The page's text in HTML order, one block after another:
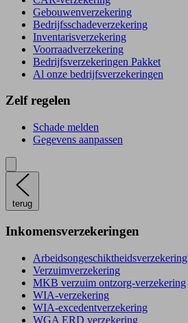
Gebouwenverzekering
Bedrijfsschadeverzekering
Inventarisverzekering
Voorraadverzekering
Bedrijfsverzekeringen Pakket
Al onze bedrijfsverzekeringen
Zelf regelen
Schade melden
Gegevens aanpassen
terug
Inkomensverzekeringen
Arbeidsongeschiktheidsverzekering
Verzuimverzekering
MKB verzuim ontzorg-verzekering
WIA-verzekering
WIA-excedentverzekering
WGA ERD verzekering